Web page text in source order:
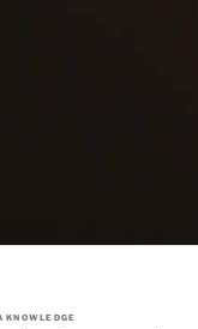
KNOWLEDGE